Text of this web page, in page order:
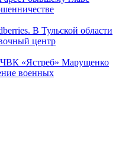
В Тульской области
центр
ЧВК «Ястреб» Марущенко
военных